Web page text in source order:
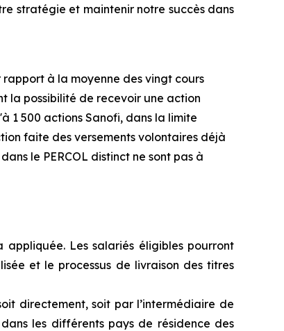
stratégie et maintenir notre succès dans
rapport à la moyenne des vingt cours
la possibilité de recevoir une action
1 500 actions Sanofi, dans la limite
faite des versements volontaires déjà
le PERCOL distinct ne sont pas à
Les salariés éligibles pourront
et le processus de livraison des titres
directement, soit par l’intermédiaire de
les différents pays de résidence des